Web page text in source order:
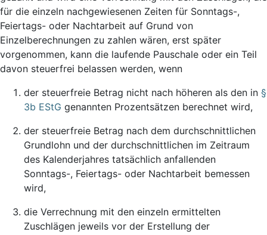
für die einzeln nachgewiesenen Zeiten für Sonntags-,
Feiertags- oder Nachtarbeit auf Grund von
Einzelberechnungen zu zahlen wären, erst später
vorgenommen, kann die laufende Pauschale oder ein Teil
davon steuerfrei belassen werden, wenn
der steuerfreie Betrag nicht nach höheren als den in §
3b EStG genannten Prozentsätzen berechnet wird,
der steuerfreie Betrag nach dem durchschnittlichen
Grundlohn und der durchschnittlichen im Zeitraum
des Kalenderjahres tatsächlich anfallenden
Sonntags-, Feiertags- oder Nachtarbeit bemessen
wird,
die Verrechnung mit den einzeln ermittelten
Zuschlägen jeweils vor der Erstellung der